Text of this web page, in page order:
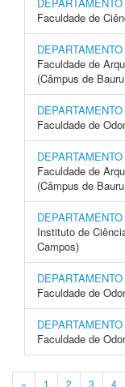
Faculdade de
Faculdade de
(Câmpus de
Faculdade de
Faculdade de
(Câmpus de
Instituto de
Campos)
Faculdade de
Faculdade de
« 1 2 3 4